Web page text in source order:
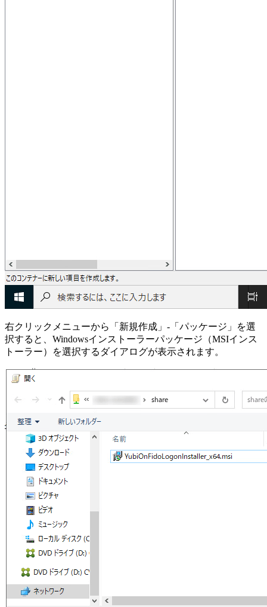
右クリックメニューから「新規作成」-「パッケージ」を選
択すると、Windowsインストーラーパッケージ（MSIインス
トーラー）を選択するダイアログが表示されます。